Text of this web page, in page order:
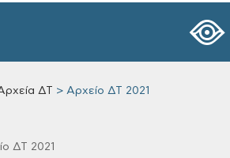
ΔΤ Αρχείο ΔΤ 2021
ΔΤ 2021